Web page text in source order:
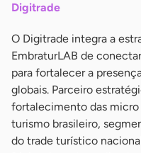
Digitrade
O Digitrade integra a
EmbraturLAB de
para fortalecer a
globais. Parceiro
fortalecimento das micro
turismo brasileiro,
do trade turístico